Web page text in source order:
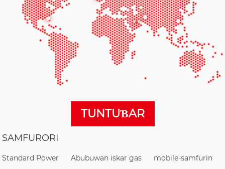
TUNTUƁAR
SAMFURORI
Standard Power Abubuwan iskar gas
mobile-samfurin